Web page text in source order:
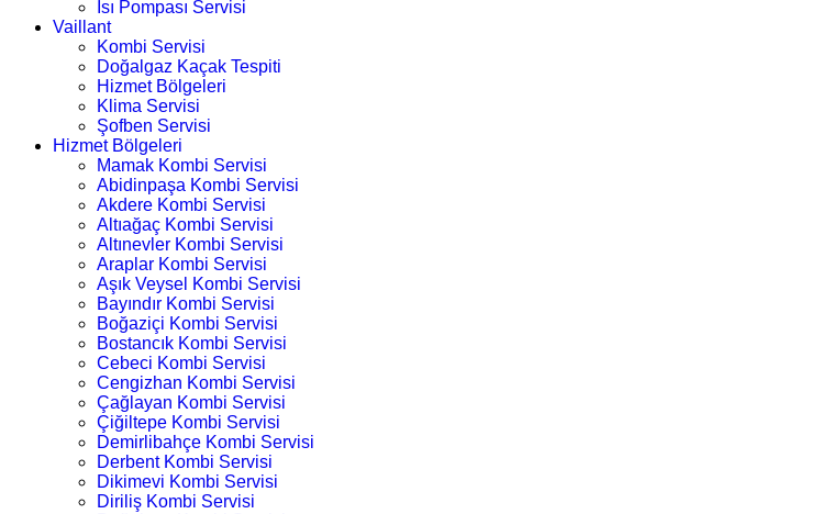
Isı Pompası Servisi
Vaillant
Kombi Servisi
Doğalgaz Kaçak Tespiti
Hizmet Bölgeleri
Klima Servisi
Şofben Servisi
Hizmet Bölgeleri
Mamak Kombi Servisi
Abidinpaşa Kombi Servisi
Akdere Kombi Servisi
Altıağaç Kombi Servisi
Altınevler Kombi Servisi
Araplar Kombi Servisi
Aşık Veysel Kombi Servisi
Bayındır Kombi Servisi
Boğaziçi Kombi Servisi
Bostancık Kombi Servisi
Cebeci Kombi Servisi
Cengizhan Kombi Servisi
Çağlayan Kombi Servisi
Çiğiltepe Kombi Servisi
Demirlibahçe Kombi Servisi
Derbent Kombi Servisi
Dikimevi Kombi Servisi
Diriliş Kombi Servisi